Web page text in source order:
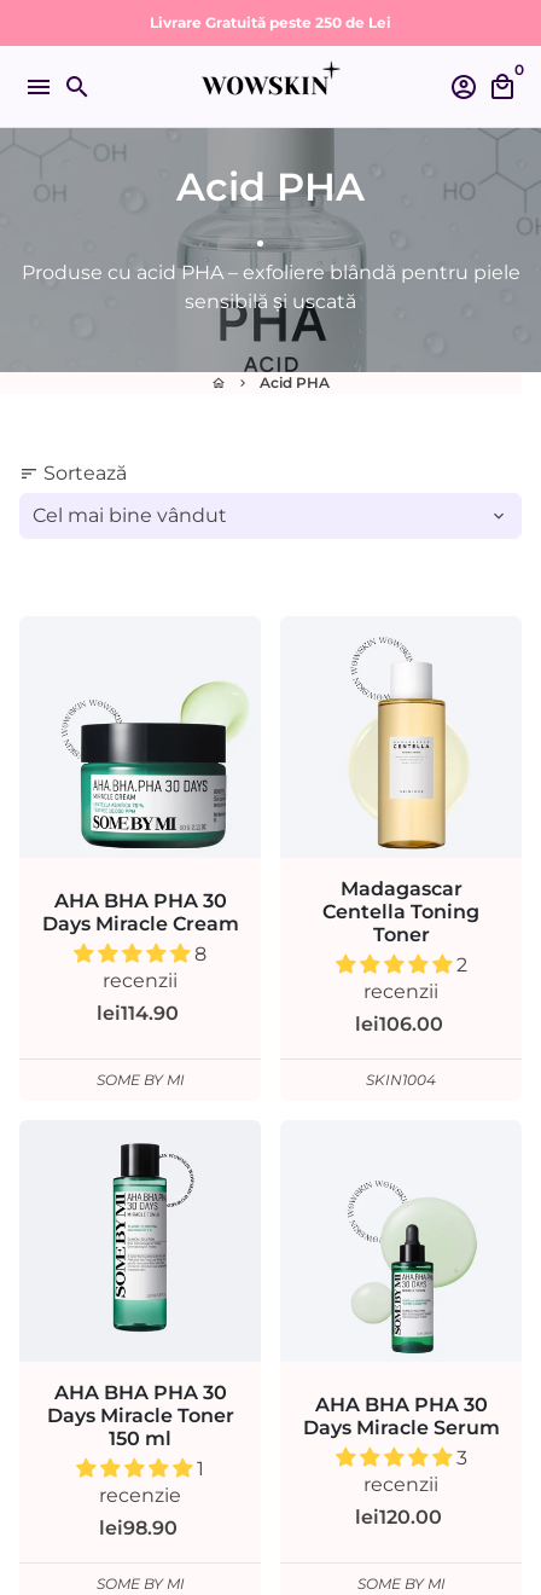
la
conținut
Livrare Gratuită peste 250 de Lei
menu search account_circle local_mall
0
Acid PHA
Produse cu acid PHA – exfoliere blândă pentru piele
sensibilă și uscată
home keyboard_arrow_right Acid PHA
sort Sortează
AHA BHA PHA 30
Days Miracle Cream
8
recenzii
lei114.90
SOME BY MI
Madagascar
Centella Toning
Toner
2
recenzii
lei106.00
SKIN1004
AHA BHA PHA 30
Days Miracle Toner
150 ml
1
recenzie
lei98.90
SOME BY MI
AHA BHA PHA 30
Days Miracle Serum
3
recenzii
lei120.00
SOME BY MI